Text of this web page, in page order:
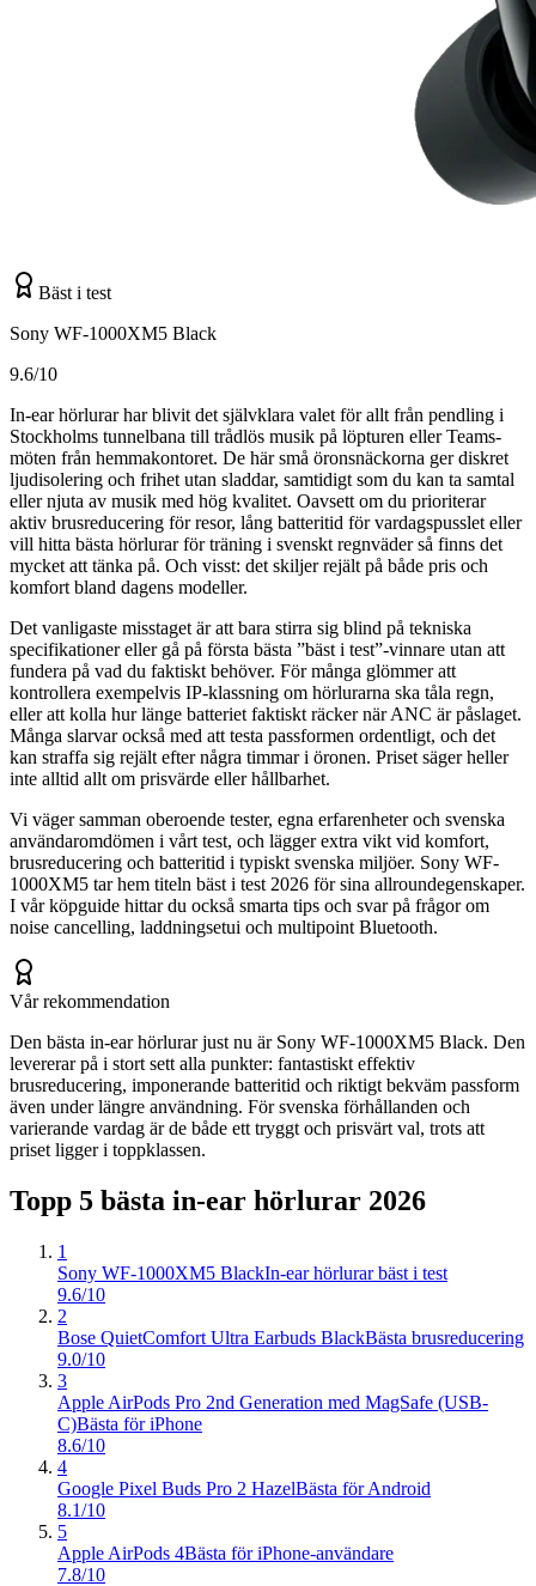
Bäst i test
Sony WF-1000XM5 Black
9.6/10
In-ear hörlurar har blivit det självklara valet för allt från pendling i
Stockholms tunnelbana till trådlös musik på löpturen eller Teams-
möten från hemmakontoret. De här små öronsnäckorna ger diskret
ljudisolering och frihet utan sladdar, samtidigt som du kan ta samtal
eller njuta av musik med hög kvalitet. Oavsett om du prioriterar
aktiv brusreducering för resor, lång batteritid för vardagspusslet eller
vill hitta bästa hörlurar för träning i svenskt regnväder så finns det
mycket att tänka på. Och visst: det skiljer rejält på både pris och
komfort bland dagens modeller.
Det vanligaste misstaget är att bara stirra sig blind på tekniska
specifikationer eller gå på första bästa ”bäst i test”-vinnare utan att
fundera på vad du faktiskt behöver. För många glömmer att
kontrollera exempelvis IP-klassning om hörlurarna ska tåla regn,
eller att kolla hur länge batteriet faktiskt räcker när ANC är påslaget.
Många slarvar också med att testa passformen ordentligt, och det
kan straffa sig rejält efter några timmar i öronen. Priset säger heller
inte alltid allt om prisvärde eller hållbarhet.
Vi väger samman oberoende tester, egna erfarenheter och svenska
användaromdömen i vårt test, och lägger extra vikt vid komfort,
brusreducering och batteritid i typiskt svenska miljöer. Sony WF-
1000XM5 tar hem titeln bäst i test 2026 för sina allroundegenskaper.
I vår köpguide hittar du också smarta tips och svar på frågor om
noise cancelling, laddningsetui och multipoint Bluetooth.
Vår rekommendation
Den bästa in-ear hörlurar just nu är Sony WF-1000XM5 Black. Den
levererar på i stort sett alla punkter: fantastiskt effektiv
brusreducering, imponerande batteritid och riktigt bekväm passform
även under längre användning. För svenska förhållanden och
varierande vardag är de både ett tryggt och prisvärt val, trots att
priset ligger i toppklassen.
Topp 5 bästa in-ear hörlurar 2026
1
Sony WF-1000XM5 BlackIn-ear hörlurar bäst i test
9.6/10
2
Bose QuietComfort Ultra Earbuds BlackBästa brusreducering
9.0/10
3
Apple AirPods Pro 2nd Generation med MagSafe (USB-
C)Bästa för iPhone
8.6/10
4
Google Pixel Buds Pro 2 HazelBästa för Android
8.1/10
5
Apple AirPods 4Bästa för iPhone-användare
7.8/10